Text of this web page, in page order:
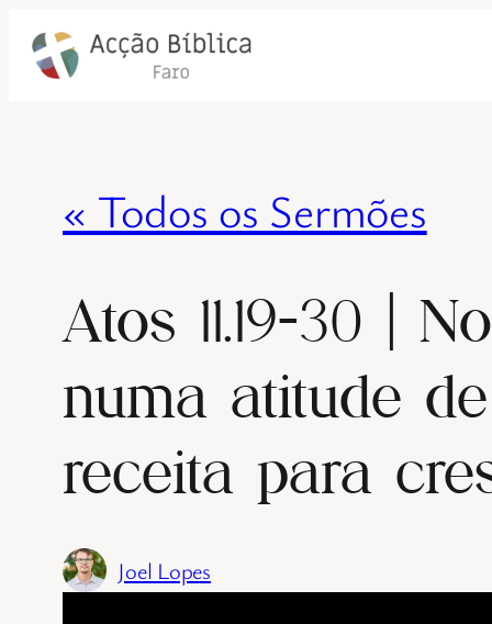
« Todos os Sermões
Atos 11.19-30 |
numa atitude
receita para
Joel Lopes